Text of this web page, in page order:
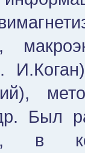
Был
, в